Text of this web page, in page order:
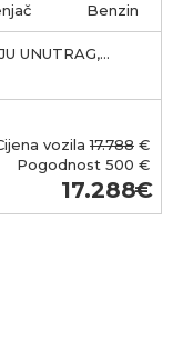
Benzin
UNUTRAG,
vozila17.788 €
Pogodnost 500 €
17.288